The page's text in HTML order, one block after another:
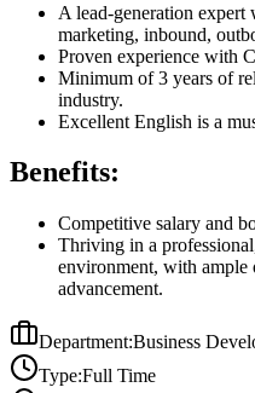
A lead-generation
marketing, inbound,
Proven experience with
Minimum of 3 years of
industry.
Excellent English is a
Benefits:
Competitive salary and
Thriving in a
environment, with ample
advancement.
Department:Business
Type:Full Time